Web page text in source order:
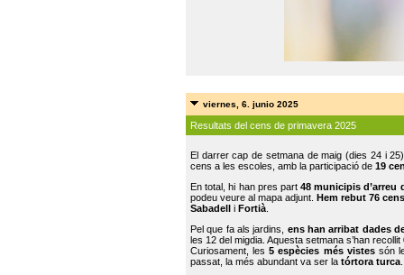
viernes, 6. junio 2025
Resultats del cens de primavera 2025
El darrer cap de setmana de maig (dies 24 i
cens a les escoles, amb la participació de 19
En total, hi han pres part48 municipis d’arreu
podeu veure al mapa adjunt. Hem rebut 76
Sabadell i Fortià
Pel que fa als jardins, ens han arribat dades
les 12 del migdia. Aquesta setmana s’han recollit
Curiosament, les5 espècies més vistessón
passat, la més abundant va ser la tórtora turca